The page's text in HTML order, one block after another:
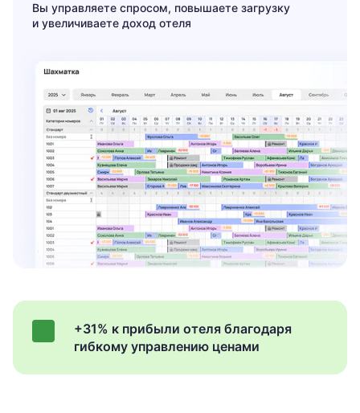
Вы управляете спросом, повышаете загрузку
и увеличиваете доход отеля
+31% к прибыли отеля благодаря
гибкому управлению ценами